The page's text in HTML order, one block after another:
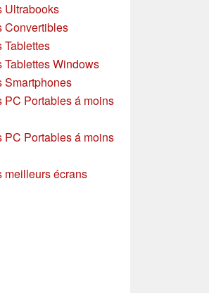
Ultrabooks
Convertibles
Tablettes
Tablettes Windows
Smartphones
PC Portables á moins
PC Portables á moins
meilleurs écrans